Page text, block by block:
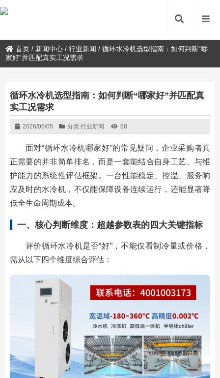
首页 / 新闻中心 /行业新闻 /循环水冷机选型指南：如何判断“哪
家好”并匹配真实工况需求
循环水冷机选型指南：如何判断“哪家好”并匹配真
实工况需求
2026/06/05 分类:行业新闻 68
面对“循环水冷机哪家好”的常见疑问，企业采购者真
正需要的并非简单排名，而是一套能结合自身工艺、与维
护能力的系统性评估框架。一台性能稳定、控温、服务响
应及时的水冷机，不仅能保障设备连续运行，还能显著降
低全生命周期成本。
一、核心判断维度：超越参数表的四大关键指标
评价循环水冷机是否“好”，不能仅看制冷量或价格，
需从以下四个维度综合评估：